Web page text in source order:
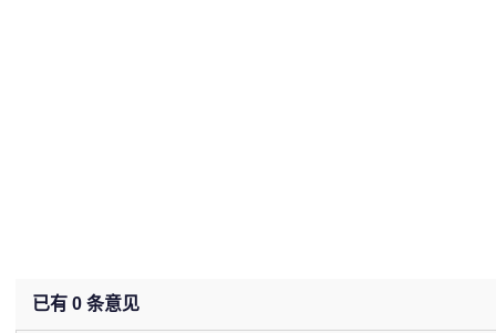
已有 0 条意见